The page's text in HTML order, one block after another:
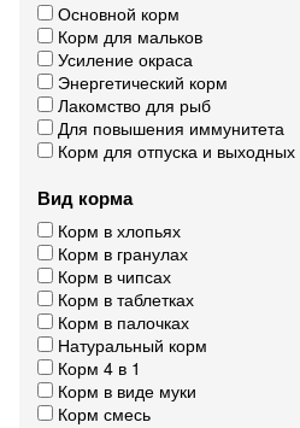
Основной корм
Корм для мальков
Усиление окраса
Энергетический корм
Лакомство для рыб
Для повышения иммунитета
Корм для отпуска и выходных
Вид корма
Корм в хлопьях
Корм в гранулах
Корм в чипсах
Корм в таблетках
Корм в палочках
Натуральный корм
Корм 4 в 1
Корм в виде муки
Корм смесь